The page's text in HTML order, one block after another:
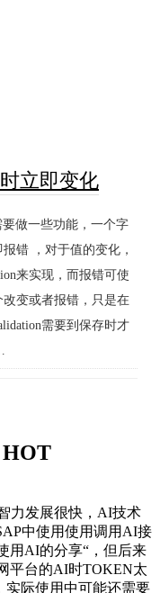
立即变化
要做一些功能，一个字
错 ，对于值的变化，
来实现，而报错可使
改变或者报错，只是在
需要到保存时才
HOT
力发展很快，AI技术
中使用使用调用AI接
用AI的分享“，但后来
平台的AI时TOKEN太
际使用中可能还需要